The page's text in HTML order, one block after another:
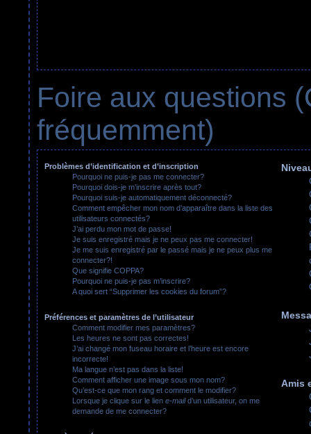
Foire aux questions
fréquemment)
Problèmes d’identification et d’inscription
Pourquoi ne puis-je pas me connecter?
Pourquoi dois-je m’inscrire après tout?
Pourquoi suis-je automatiquement déconnecté?
Comment empêcher mon nom d’apparaître dans la liste des
utilisateurs connectés?
J’ai perdu mon mot de passe!
Je suis enregistré mais je ne peux pas me connecter!
Je me suis enregistré par le passé mais je ne peux plus me
connecter?!
Que signifie COPPA?
Pourquoi ne puis-je pas m’inscrire?
A quoi sert “Supprimer les cookies du forum”?
Préférences et paramètres de l’utilisateur
Comment modifier mes paramètres?
Les heures ne sont pas correctes!
J’ai changé mon fuseau horaire et l’heure est encore
incorrecte!
Ma langue n’est pas dans la liste!
Comment afficher une image sous mon nom?
Qu’est-ce que mon rang et comment le modifier?
Lorsque je clique sur le lien e-maild’un utilisateur, on me
demande de me connecter?
Amis